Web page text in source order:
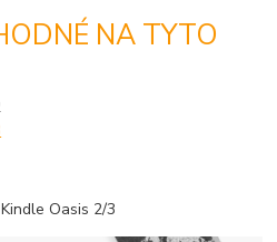
NA TYTO